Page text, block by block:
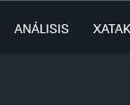
ANÁLISIS